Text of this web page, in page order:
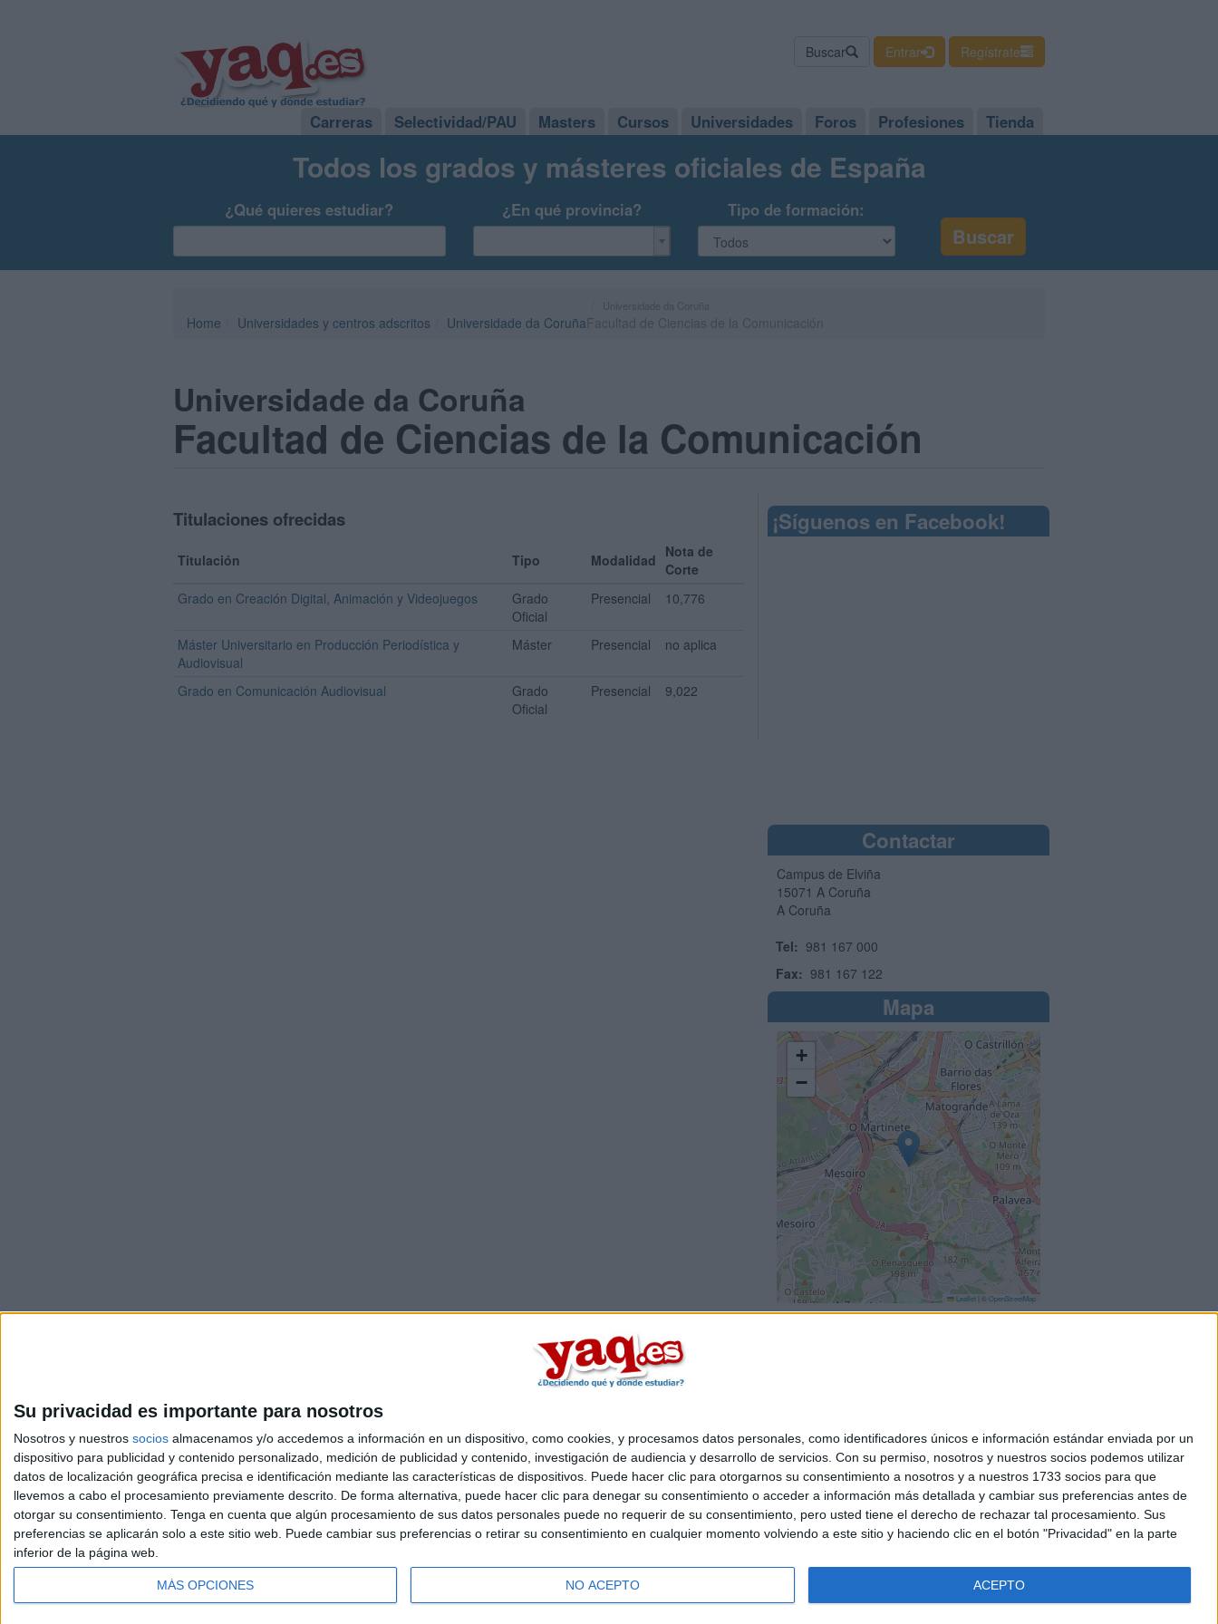
Su privacidad es importante para nosotros
Nosotros y nuestros socios almacenamos y/o accedemos a información en un dispositivo, como cookies, y procesamos datos personales, como identificadores únicos e información estándar enviada por un
dispositivo para publicidad y contenido personalizado, medición de publicidad y contenido, investigación de audiencia y desarrollo de servicios. Con su permiso, nosotros y nuestros socios podemos utilizar
datos de localización geográfica precisa e identificación mediante las características de dispositivos. Puede hacer clic para otorgarnos su consentimiento a nosotros y a nuestros 1733 socios para que
llevemos a cabo el procesamiento previamente descrito. De forma alternativa, puede hacer clic para denegar su consentimiento o acceder a información más detallada y cambiar sus preferencias antes de
otorgar su consentimiento. Tenga en cuenta que algún procesamiento de sus datos personales puede no requerir de su consentimiento, pero usted tiene el derecho de rechazar tal procesamiento. Sus
preferencias se aplicarán solo a este sitio web. Puede cambiar sus preferencias o retirar su consentimiento en cualquier momento volviendo a este sitio y haciendo clic en el botón "Privacidad" en la parte
inferior de la página web.
MÁS OPCIONES NO ACEPTO ACEPTO
Buscar Entrar Regístrate
Carreras Selectividad/PAU Masters Cursos Universidades Foros Profesiones Tienda
Todos los grados y másteres oficiales de España
¿Qué quieres estudiar? ¿En qué provincia? Tipo de formación:
Home Universidades y centros adscritos Universidade da Coruña
Universidade da Coruña
Facultad de Ciencias de la Comunicación
Titulaciones ofrecidas
Titulación Tipo Modalidad Nota de
Corte
Grado en Creación Digital, Animación y Videojuegos
Grado
Oficial
Presencial 10,776
Máster Universitario en Producción Periodística y
Audiovisual
Máster Presencial no aplica
Grado en Comunicación Audiovisual
Grado
Oficial
Presencial 9,022
¡Síguenos en Facebook!
Contactar
Campus de Elviña
15071 A Coruña
A Coruña
Tel: 981 167 000
Fax: 981 167 122
Mapa
+
−
Leaflet © OpenStreetMap
Quiénes somos|Contactar|Anúnciate
Aviso legal|Politica de privacidad|Condiciones generales|Política de cookies
© 2003-2026Compás Mediterráneo S.L.- Diego de León 47 - 28006 Madrid [ESPAÑA] - Tel. +34 91 593 2767